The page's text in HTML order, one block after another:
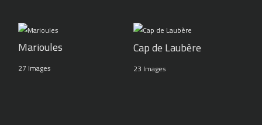
Marioules
27 Images
Cap de Laubère
23 Images